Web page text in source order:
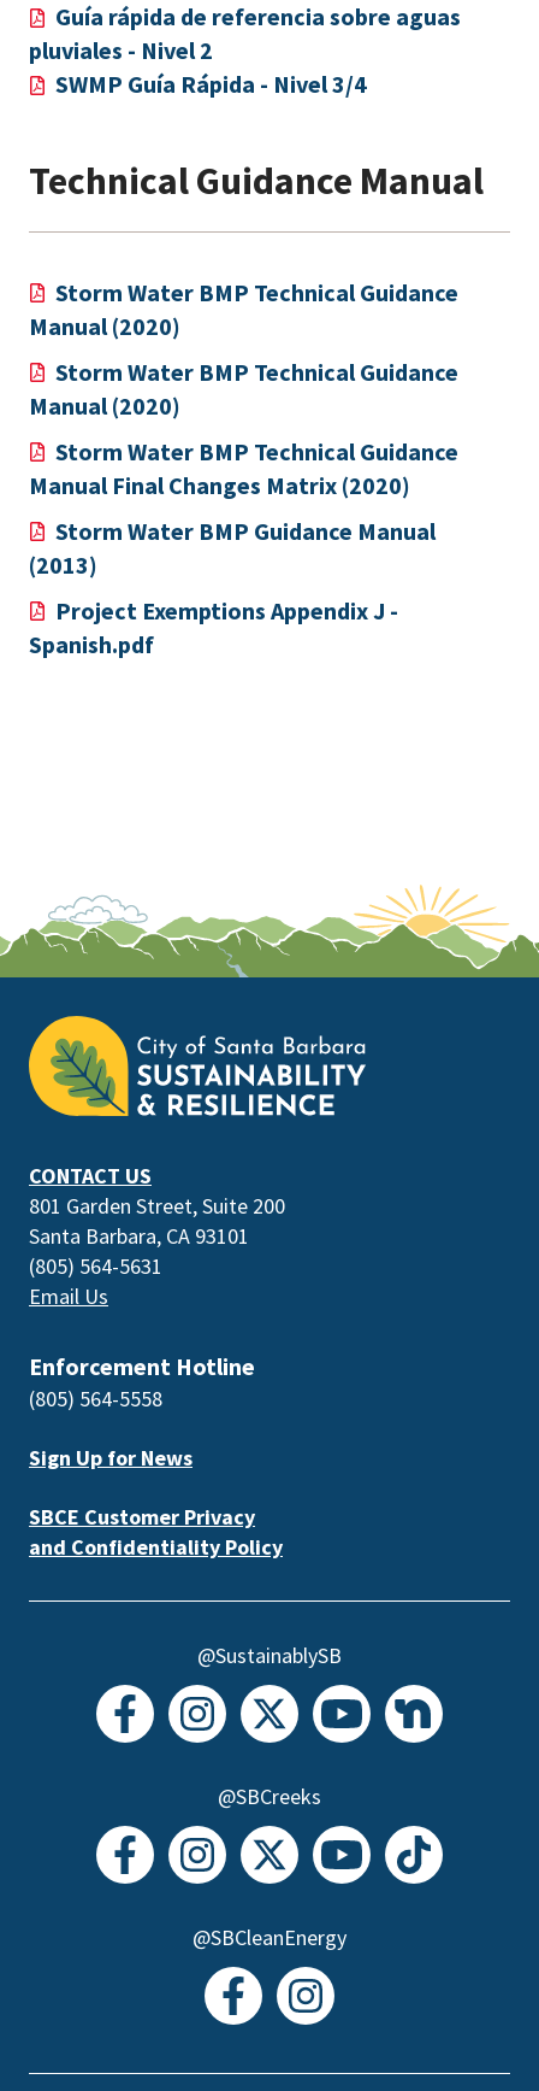
Guía rápida de referencia sobre aguas
pluviales - Nivel 2
SWMP Guía Rápida - Nivel 3/4
Technical Guidance Manual
Storm Water BMP Technical Guidance
Manual (2020)
Storm Water BMP Technical Guidance
Manual (2020)
Storm Water BMP Technical Guidance
Manual Final Changes Matrix (2020)
Storm Water BMP Guidance Manual
(2013)
Project Exemptions Appendix J -
Spanish.pdf
the
prefooter
CONTACT US
801 Garden Street, Suite 200
Santa Barbara, CA 93101
(805) 564-5631
Email Us
Enforcement Hotline
(805) 564-5558
Sign Up for News
SBCE Customer Privacy
and Confidentiality Policy
@SustainablySB
@SBCreeks
@SBCleanEnergy